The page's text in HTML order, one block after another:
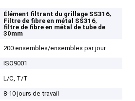
Élément filtrant du grillage SS316,
Filtre de fibre en métal SS316,
filtre de fibre en métal de tube de
30mm
200 ensembles/ensembles par jour
ISO9001
L/C, T/T
8-10 jours de travail